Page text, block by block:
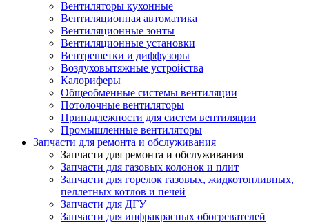
Вентиляторы кухонные
Вентиляционная автоматика
Вентиляционные зонты
Вентиляционные установки
Вентрешетки и диффузоры
Воздуховытяжные устройства
Калориферы
Общеобменные системы вентиляции
Потолочные вентиляторы
Принадлежности для систем вентиляции
Промышленные вентиляторы
Запчасти для ремонта и обслуживания
Запчасти для ремонта и обслуживания
Запчасти для газовых колонок и плит
Запчасти для горелок газовых, жидкотопливных,
пеллетных котлов и печей
Запчасти для ДГУ
Запчасти для инфракрасных обогревателей